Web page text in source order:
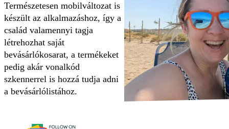
Természetesen mobilváltozat is
készült az alkalmazáshoz, így a
család valamennyi tagja
létrehozhat saját
bevásárlókosarat, a termékeket
pedig akár vonalkód
szkennerrel is hozzá tudja adni
a bevásárlólistához.